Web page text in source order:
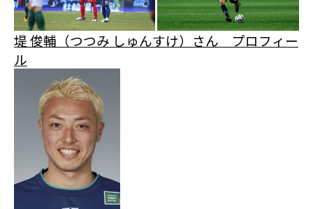
堤 俊輔（つつみ しゅんすけ）さん プロフィー
ル